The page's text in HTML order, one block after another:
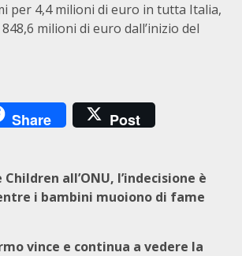
per 4,4 milioni di euro in tutta Italia,
milioni di euro dall’inizio del
Share Post
Children all’ONU, l’indecisione è
i bambini muoiono di fame
vince e continua a vedere la